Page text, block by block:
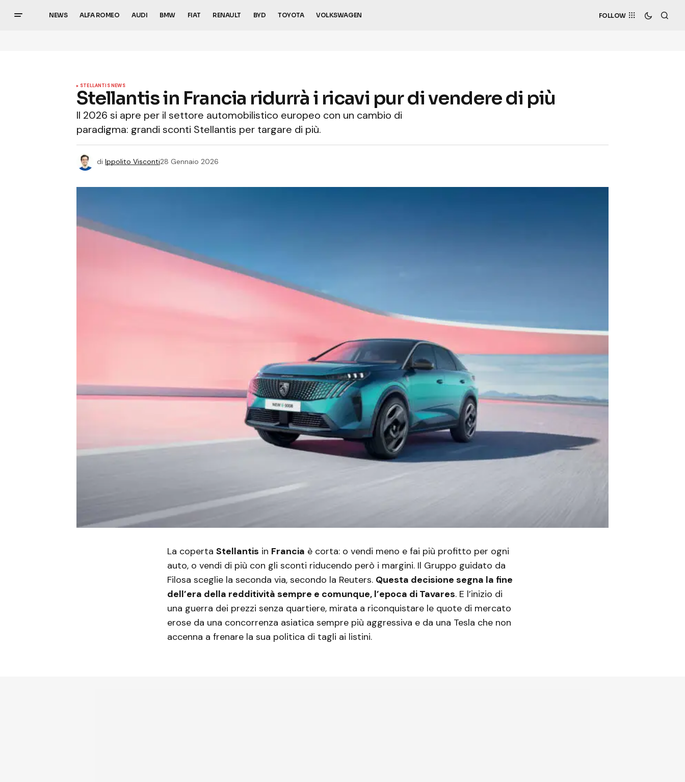
NEWS ALFA ROMEO AUDI BMW FIAT RENAULT BYD TOYOTA VOLKSWAGEN FOLLOW
STELLANTIS NEWS
Stellantis in Francia ridurrà i ricavi pur di vendere di più
Il 2026 si apre per il settore automobilistico europeo con un cambio di
paradigma: grandi sconti Stellantis per targare di più.
di Ippolito Visconti28 Gennaio 2026
La coperta Stellantis in Francia è corta: o vendi meno e fai più profitto per ogni
auto, o vendi di più con gli sconti riducendo però i margini. Il Gruppo guidato da
Filosa sceglie la seconda via, secondo la Reuters. Questa decisione segna la fine
dell’era della redditività sempre e comunque, l’epoca di Tavares. E l’inizio di
una guerra dei prezzi senza quartiere, mirata a riconquistare le quote di mercato
erose da una concorrenza asiatica sempre più aggressiva e da una Tesla che non
accenna a frenare la sua politica di tagli ai listini.